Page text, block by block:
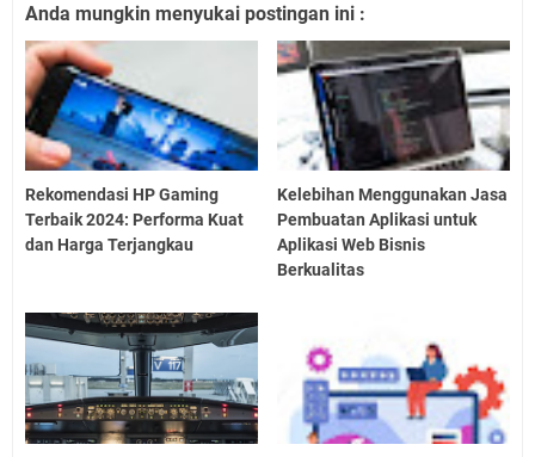
Anda mungkin menyukai postingan ini :
Rekomendasi HP Gaming
Terbaik 2024: Performa Kuat
dan Harga Terjangkau
Kelebihan Menggunakan Jasa
Pembuatan Aplikasi untuk
Aplikasi Web Bisnis
Berkualitas